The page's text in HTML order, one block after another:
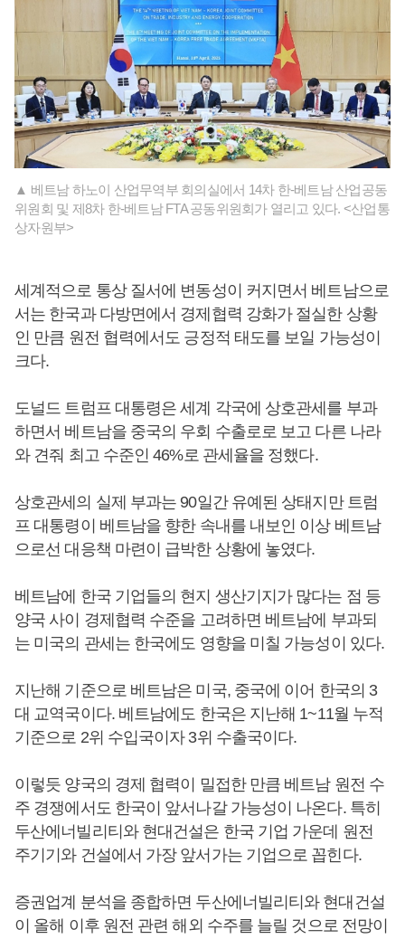
▲ 베트남 하노이 산업무역부 회의실에서 14차 한-베트남 산업공동
위원회 및 제8차 한-베트남 FTA 공동위원회가 열리고 있다. <산업통
상자원부>
세계적으로 통상 질서에 변동성이 커지면서 베트남으로
서는 한국과 다방면에서 경제협력 강화가 절실한 상황
인 만큼 원전 협력에서도 긍정적 태도를 보일 가능성이
크다.
도널드 트럼프 대통령은 세계 각국에 상호관세를 부과
하면서 베트남을 중국의 우회 수출로로 보고 다른 나라
와 견줘 최고 수준인 46%로 관세율을 정했다.
상호관세의 실제 부과는 90일간 유예된 상태지만 트럼
프 대통령이 베트남을 향한 속내를 내보인 이상 베트남
으로선 대응책 마련이 급박한 상황에 놓였다.
베트남에 한국 기업들의 현지 생산기지가 많다는 점 등
양국 사이 경제협력 수준을 고려하면 베트남에 부과되
는 미국의 관세는 한국에도 영향을 미칠 가능성이 있다.
지난해 기준으로 베트남은 미국, 중국에 이어 한국의 3
대 교역국이다. 베트남에도 한국은 지난해 1~11월 누적
기준으로 2위 수입국이자 3위 수출국이다.
이렇듯 양국의 경제 협력이 밀접한 만큼 베트남 원전 수
주 경쟁에서도 한국이 앞서나갈 가능성이 나온다. 특히
두산에너빌리티와 현대건설은 한국 기업 가운데 원전
주기기와 건설에서 가장 앞서가는 기업으로 꼽힌다.
증권업계 분석을 종합하면 두산에너빌리티와 현대건설
이 올해 이후 원전 관련 해외 수주를 늘릴 것으로 전망이